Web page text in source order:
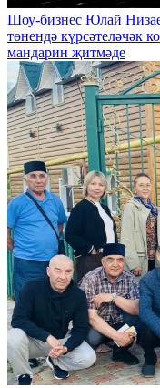
Шоу-бизнес Юлай
төнендә күрсәтеләчәк
мандарин җитмәде